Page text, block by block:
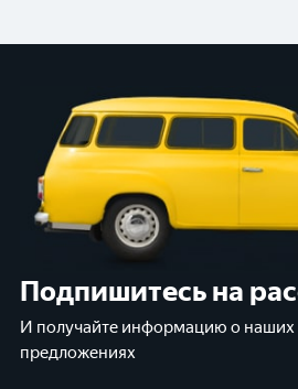
Подпишитесь на
И получайте информацию о наших
предложениях